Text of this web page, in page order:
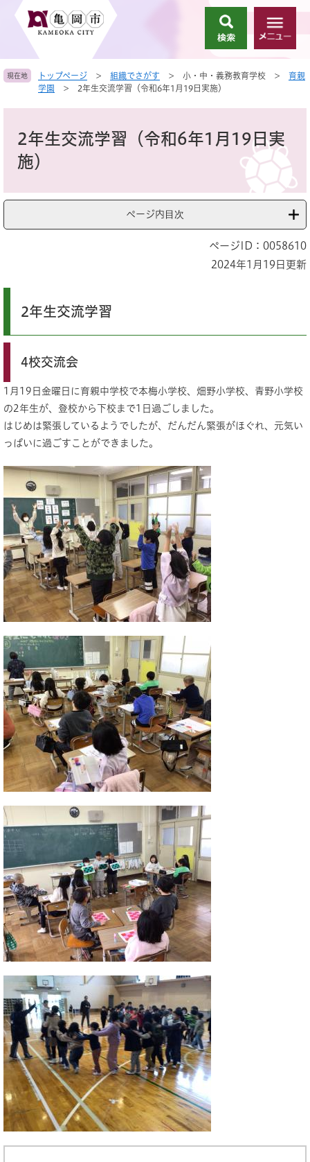
頭
す
飛
し
索
メ
ニ
ー
現在地 トップページ > 組織でさがす > 小・中・義務教育学校 >
育親
学園
> 2年生交流学習（令和6年1月19日実施）
2年生交流学習（令和6年1月19日実
施）
ページ内目次
ページID：0058610
2024年1月19日更新
2年生交流学習
4校交流会
1月19日金曜日に育親中学校で本梅小学校、畑野小学校、青野小学校
の2年生が、登校から下校まで1日過ごしました。
はじめは緊張しているようでしたが、だんだん緊張がほぐれ、元気い
っぱいに過ごすことができました。